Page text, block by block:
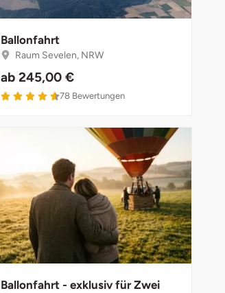
Ballonfahrt
Raum Sevelen, NRW
ab 245,00 €
78 Bewertungen
Ballonfahrt - exklusiv für Zwei